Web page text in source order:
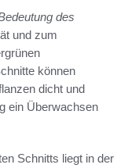
des
und zum
können
dicht und
ein Überwachsen
Schnitts liegt in der